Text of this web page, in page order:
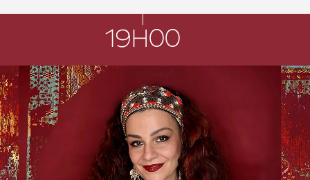
19H00